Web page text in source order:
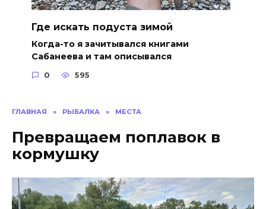
ГЛАВНАЯ » РЫБАЛКА » МЕСТА
Превращаем поплавок в
кормушку
Где искать подуста зимой
Когда-то я зачитывался книгами
Сабанеева и там описывался
0 595